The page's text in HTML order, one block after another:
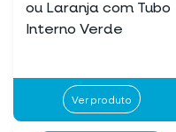
ou Laranja com Tubo
Interno Verde
Ver produto